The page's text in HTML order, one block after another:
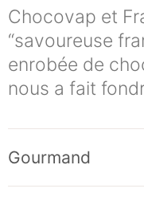
Chocovap et
“savoureuse
enrobée de
nous a fait
Gourmand